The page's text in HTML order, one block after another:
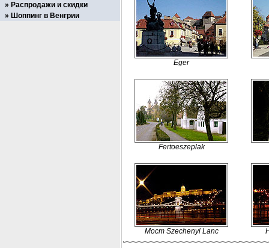
Eger
Fertoeszeplak
Мост Szechenyi Lanc
Распродажи и скидки
Шоппинг в Венгрии